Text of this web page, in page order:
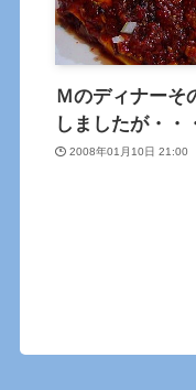
Ｍのディナー
しましたが・
2008年01月10日 21:00